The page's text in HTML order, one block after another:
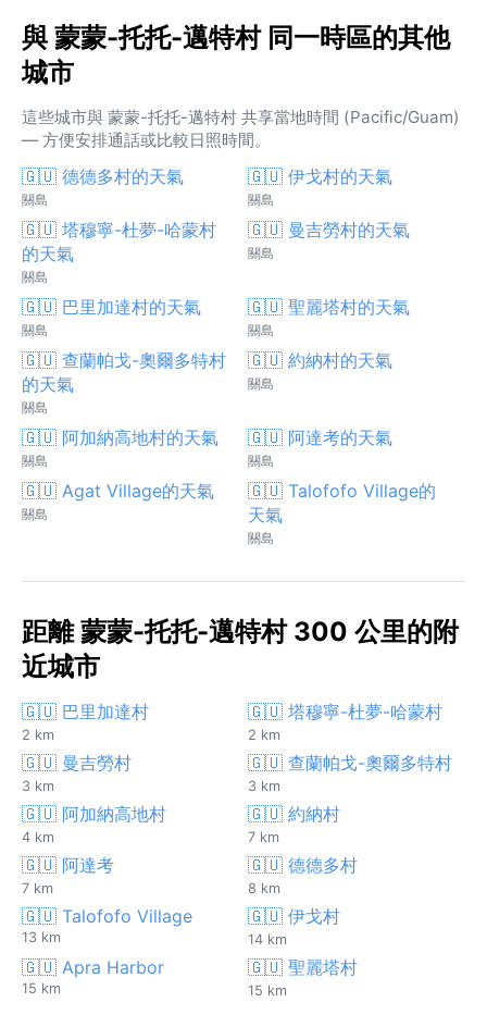
與 蒙蒙-托托-邁特村 同一時區的其他
城市
這些城市與 蒙蒙-托托-邁特村 共享當地時間 (Pacific/Guam)
— 方便安排通話或比較日照時間。
🇬🇺 德德多村的天氣
關島
🇬🇺 伊戈村的天氣
關島
🇬🇺 塔穆寧-杜夢-哈蒙村
的天氣
關島
🇬🇺 曼吉勞村的天氣
關島
🇬🇺 巴里加達村的天氣
關島
🇬🇺 聖麗塔村的天氣
關島
🇬🇺 查蘭帕戈-奧爾多特村
的天氣
關島
🇬🇺 約納村的天氣
關島
🇬🇺 阿加納高地村的天氣
關島
🇬🇺 阿達考的天氣
關島
🇬🇺 Agat Village的天氣
關島
🇬🇺 Talofofo Village的
天氣
關島
距離 蒙蒙-托托-邁特村 300 公里的附
近城市
🇬🇺 巴里加達村
2 km
🇬🇺 塔穆寧-杜夢-哈蒙村
2 km
🇬🇺 曼吉勞村
3 km
🇬🇺 查蘭帕戈-奧爾多特村
3 km
🇬🇺 阿加納高地村
4 km
🇬🇺 約納村
7 km
🇬🇺 阿達考
7 km
🇬🇺 德德多村
8 km
🇬🇺 Talofofo Village
13 km
🇬🇺 伊戈村
14 km
🇬🇺 Apra Harbor
15 km
🇬🇺 聖麗塔村
15 km